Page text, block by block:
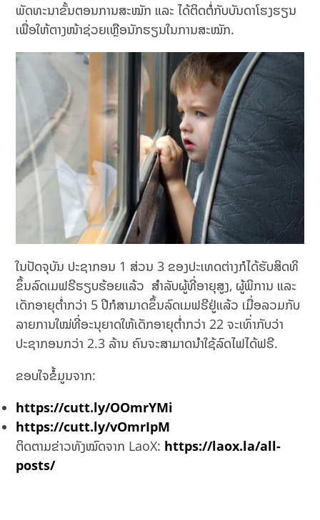
ພັດທະນາຂັ້ນຕອນການສະໝັກ ແລະ ໄດ້ຕິດຕໍ່ກັບບັນດາໂຮງຮຽນ
ເພື່ອໃຫ້ຕາງໜ້າຊ່ວຍເຫຼືອນັກຮຽນໃນການສະໝັກ.
ໃນປັດຈຸບັນ ປະຊາກອນ 1 ສ່ວນ 3 ຂອງປະເທດຕ່າງກໍໄດ້ຮັບສິດທິ
ຂຶ້ນລົດເມຟຣີຮຽບຮ້ອຍແລ້ວ ສຳລັບຜູ້ທີ່ອາຍຸສູງ, ຜູ້ພິການ ແລະ
ເດັກອາຍຸຕ່ຳກວ່າ 5 ປີກໍສາມາດຂຶ້ນລົດເມຟຣີຢູ່ແລ້ວ ເມື່ອລວມກັບ
ລາຍການໃໝ່ທີ່ອະນຸຍາດໃຫ້ເດັກອາຍຸຕ່ຳກວ່າ 22 ຈະເທົ່າກັບວ່າ
ປະຊາກອນກວ່າ 2.3 ລ້ານ ຄົນຈະສາມາດນຳໃຊ້ລົດໄຟໄດ້ຟຣີ.
ຂອບໃຈຂໍ້ມູນຈາກ:
https://cutt.ly/OOmrYMi
https://cutt.ly/vOmrIpM
ຕິດຕາມຂ່າວທັງໝົດຈາກ LaoX: https://laox.la/all-
posts/